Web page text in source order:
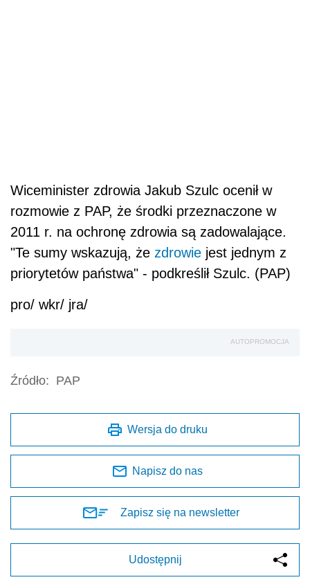
Wiceminister zdrowia Jakub Szulc ocenił w
rozmowie z PAP, że środki przeznaczone w
2011 r. na ochronę zdrowia są zadowalające.
"Te sumy wskazują, że zdrowie jest jednym z
priorytetów państwa" - podkreślił Szulc. (PAP)
pro/ wkr/ jra/
AUTOPROMOCJA
Źródło: PAP
Wersja do druku
Napisz do nas
Zapisz się na newsletter
Udostępnij